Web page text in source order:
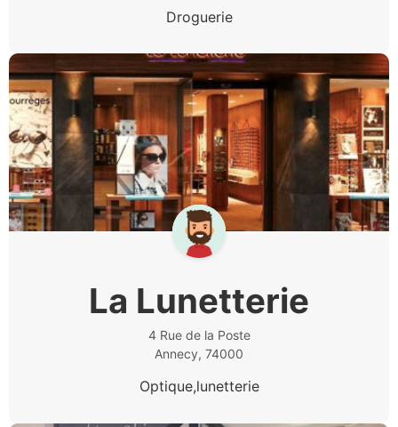
Droguerie
La Lunetterie
4 Rue de la Poste
Annecy, 74000
Optique,lunetterie